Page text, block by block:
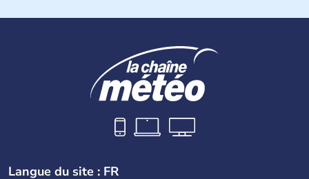
Les premiers habitants desEtats-Unis sont arrivés d'Asie
Plusieurs populations se sont succédées avant l'arrivée
des européens, suite à la découverte du continent par
Christophe Colomb en 1492. Les 13 colonies
britanniques proclament la Déclaration d'indépendance
en 1776 et adoptent leur première constitution en 1787.
La conquête de l'Ouest marque ensuite l'entrée dans une
phase de développement intense.
Langue du site : FR